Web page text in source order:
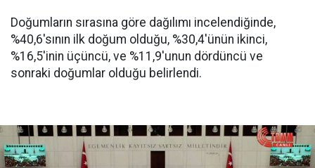
Doğumların sırasına göre dağılımı incelendiğinde,
%40,6'sının ilk doğum olduğu, %30,4'ünün ikinci,
%16,5'inin üçüncü, ve %11,9'unun dördüncü ve
sonraki doğumlar olduğu belirlendi.